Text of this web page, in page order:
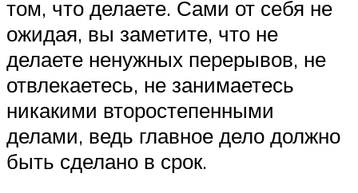
том, что делаете. Сами от себя не
ожидая, вы заметите, что не
делаете ненужных перерывов, не
отвлекаетесь, не занимаетесь
никакими второстепенными
делами, ведь главное дело должно
быть сделано в срок.